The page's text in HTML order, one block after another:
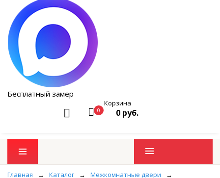
Бесплатный замер
0
Корзина
0 руб.
Промо товары
Главная → Каталог → Межкомнатные двери
→